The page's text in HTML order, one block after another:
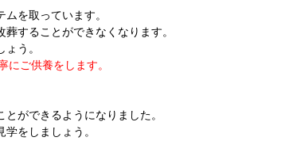
を取っています。
することができなくなります。
う。
ご供養をします。
ができるようになりました。
をしましょう。